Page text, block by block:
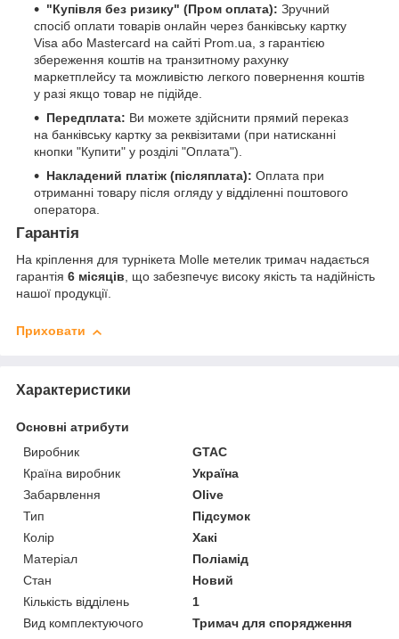
"Купівля без ризику" (Пром оплата): Зручний
спосіб оплати товарів онлайн через банківську картку
Visa або Mastercard на сайті Prom.ua, з гарантією
збереження коштів на транзитному рахунку
маркетплейсу та можливістю легкого повернення коштів
у разі якщо товар не підійде.
Передплата: Ви можете здійснити прямий переказ
на банківську картку за реквізитами (при натисканні
кнопки "Купити" у розділі "Оплата").
Накладений платіж (післяплата): Оплата при
отриманні товару після огляду у відділенні поштового
оператора.
Гарантія
На кріплення для турнікета Molle метелик тримач надається
гарантія 6 місяців, що забезпечує високу якість та надійність
нашої продукції.
Приховати
Характеристики
Основні атрибути
Виробник
GTAC
Країна виробник
Україна
Забарвлення
Olive
Тип
Підсумок
Колір
Хакі
Матеріал
Поліамід
Стан
Новий
Кількість відділень
1
Вид комплектуючого
Тримач для спорядження